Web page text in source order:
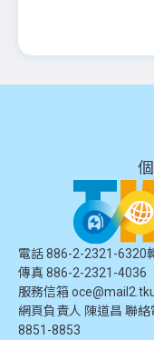
電話 886-2-2321-6320
傳真 886-2-2321-4036
服務信箱
網頁負責人 陳道昌 聯
8851-8853